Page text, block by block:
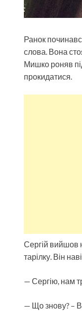
Ранок
слова. Вона
Мишко роняв
прокидатися.
Сергій вийшов
тарілку. Він
— Сергію, нам
— Що знову? –